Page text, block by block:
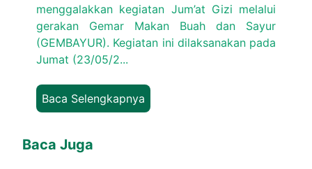
menggalakkan kegiatan Jum’at Gizi melalui
gerakan Gemar Makan Buah dan Sayur
(GEMBAYUR). Kegiatan ini dilaksanakan pada
Jumat (23/05/2...
Baca Selengkapnya
Baca Juga